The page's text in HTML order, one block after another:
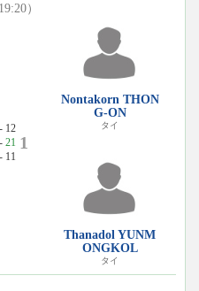
）
- 12
21
- 11
1
Nontakorn THON
G-ON
タイ
Thanadol YUNM
ONGKOL
タイ